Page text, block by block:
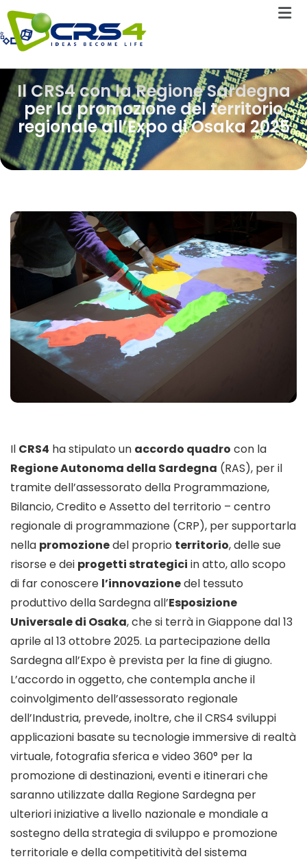
Il CRS4 con la Regione Sardegna
per la promozione del territorio
regionale all’Expo di Osaka 2025
Il CRS4 ha stipulato un accordo quadro con la
Regione Autonoma della Sardegna (RAS), per il
tramite dell’assessorato della Programmazione,
Bilancio, Credito e Assetto del territorio – centro
regionale di programmazione (CRP), per supportarla
nella promozionedel proprio territorio, delle sue
risorse e dei progetti strategici in atto, allo scopo
di far conoscere l’innovazionedel tessuto
produttivo della Sardegna all’Esposizione
Universale di Osaka, che si terrà in Giappone dal 13
aprile al 13 ottobre 2025. La partecipazione della
Sardegna all’Expo è prevista per la fine di giugno.
L’accordo in oggetto, che contempla anche il
coinvolgimento dell’assessorato regionale
dell’Industria, prevede, inoltre, che il CRS4 sviluppi
applicazioni basate su tecnologie immersive di realtà
virtuale, fotografia sferica e video 360° per la
promozione di destinazioni, eventi e itinerari che
saranno utilizzate dalla Regione Sardegna per
ulteriori iniziative a livello nazionale e mondiale a
sostegno della strategia di sviluppo e promozione
territoriale e della competitività del sistema